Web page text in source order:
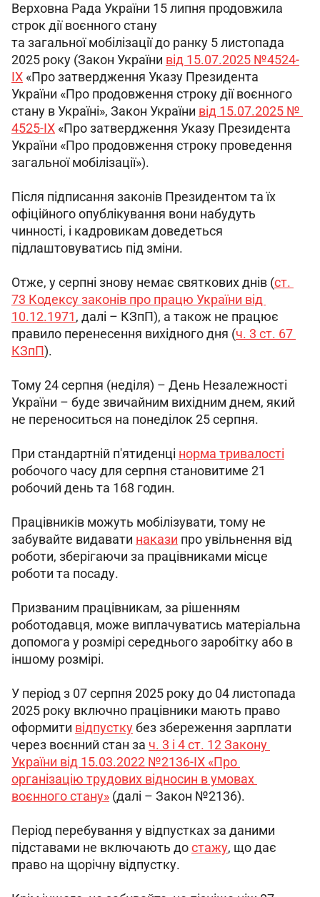
Верховна Рада України 15 липня продовжила
строк дії воєнного стану
та загальної мобілізації до ранку 5 листопада
2025 року (Закон України від 15.07.2025 №4524-
IX «Про затвердження Указу Президента
України «Про продовження строку дії воєнного
стану в Україні», Закон України від 15.07.2025 №
4525-IX «Про затвердження Указу Президента
України «Про продовження строку проведення
загальної мобілізації»).
Після підписання законів Президентом та їх
офіційного опублікування вони набудуть
чинності, і кадровикам доведеться
підлаштовуватись під зміни.
Отже, у серпні знову немає святкових днів (ст.
73 Кодексу законів про працю України від
10.12.1971, далі – КЗпП), а також не працює
правило перенесення вихідного дня (ч. 3 ст. 67
КЗпП).
Тому 24 серпня (неділя) – День Незалежності
України – буде звичайним вихідним днем, який
не переноситься на понеділок 25 серпня.
При стандартній п'ятиденці норма тривалості
робочого часу для серпня становитиме 21
робочий день та 168 годин.
Працівників можуть мобілізувати, тому не
забувайте видавати накази про увільнення від
роботи, зберігаючи за працівниками місце
роботи та посаду.
Призваним працівникам, за рішенням
роботодавця, може виплачуватись матеріальна
допомога у розмірі середнього заробітку або в
іншому розмірі.
У період з 07 серпня 2025 року до 04 листопада
2025 року включно працівники мають право
оформити відпустку без збереження зарплати
через воєнний стан за ч. 3 і 4 ст. 12 Закону
України від 15.03.2022 №2136-IX «Про
організацію трудових відносин в умовах
воєнного стану» (далі – Закон №2136).
Період перебування у відпустках за даними
підставами не включають до стажу, що дає
право на щорічну відпустку.